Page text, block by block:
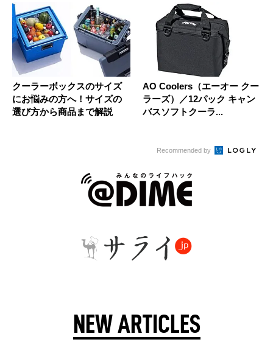
クーラーボックスのサイズ
にお悩みの方へ！サイズの
選び方から商品まで解説
AO Coolers（エーオー クー
ラーズ）／12パック キャン
バスソフトクーラ...
Recommended by
NEW ARTICLES